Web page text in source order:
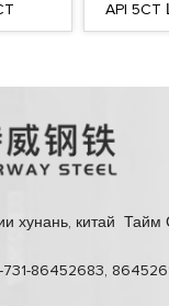
API
хунань, китай Тайм
86452683,